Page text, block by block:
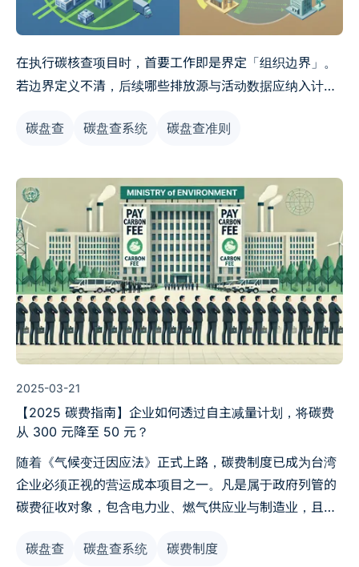
在执行碳核查项目时，首要工作即是界定「组织边界」。
若边界定义不清，后续哪些排放源与活动数据应纳入计
易产生混乱。边界设定方法（包含运营控制法、股权比例
100% 认列或按比例分摊。本文将以白话定义与具体判断
逻辑，协助读者选择合适的方法。
碳盘查 碳盘查系统 碳盘查准则
2025-03-21
【2025 碳费指南】企业如何透过自主减量计划，将碳费
从 300 元降至 50 元？
随着《气候变迁因应法》正式上路，碳费制度已成为台湾
企业必须正视的营运成本项目之一。凡是属于政府列管的
碳费征收对象，包含电力业、燃气供应业与制造业，且年
缴纳每吨最高 300 元 CO₂e 的碳费。面对碳费压力，企
碳盘查 碳盘查系统 碳费制度